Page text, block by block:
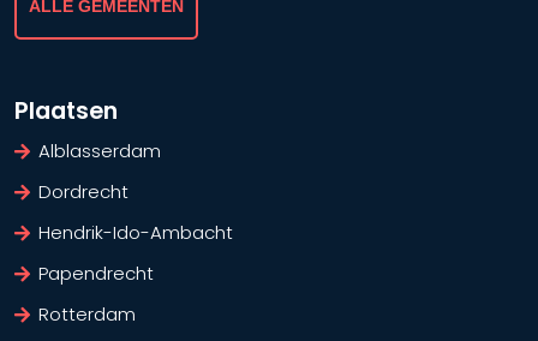
ALLE GEMEENTEN
Plaatsen
Alblasserdam
Dordrecht
Hendrik-Ido-Ambacht
Papendrecht
Rotterdam